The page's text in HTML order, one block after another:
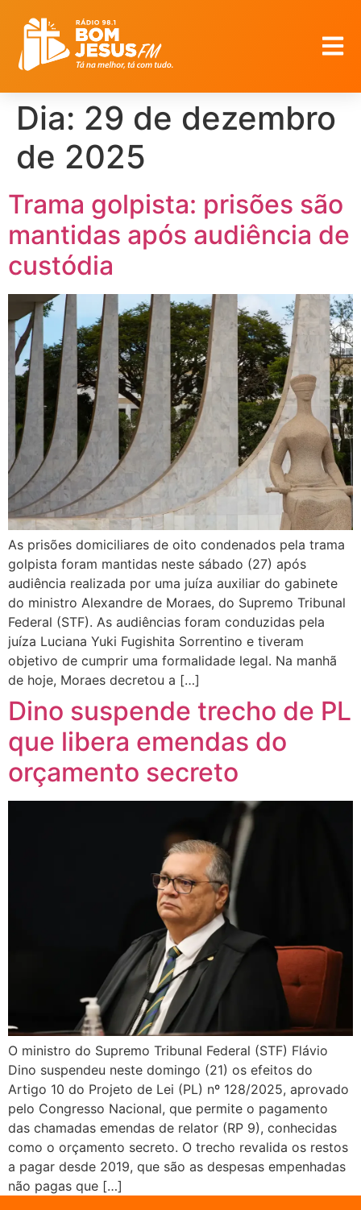
Dia: 29 de dezembro
de 2025
Trama golpista: prisões são
mantidas após audiência de
custódia
As prisões domiciliares de oito condenados pela trama
golpista foram mantidas neste sábado (27) após
audiência realizada por uma juíza auxiliar do gabinete
do ministro Alexandre de Moraes, do Supremo Tribunal
Federal (STF). As audiências foram conduzidas pela
juíza Luciana Yuki Fugishita Sorrentino e tiveram
objetivo de cumprir uma formalidade legal. Na manhã
de hoje, Moraes decretou a […]
Dino suspende trecho de PL
que libera emendas do
orçamento secreto
O ministro do Supremo Tribunal Federal (STF) Flávio
Dino suspendeu neste domingo (21) os efeitos do
Artigo 10 do Projeto de Lei (PL) nº 128/2025, aprovado
pelo Congresso Nacional, que permite o pagamento
das chamadas emendas de relator (RP 9), conhecidas
como o orçamento secreto. O trecho revalida os restos
a pagar desde 2019, que são as despesas empenhadas
não pagas que […]